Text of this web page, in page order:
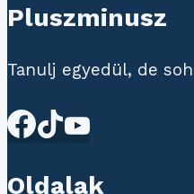
Pluszminusz
Tanulj egyedül, de
Oldalak